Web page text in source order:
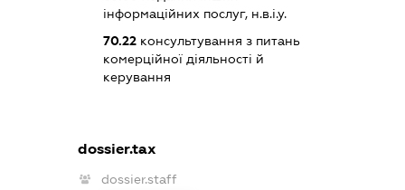
інформаційних послуг, н.в.і.у.
70.22консультування з питань
комерційної діяльності й
керування
dossier.tax
dossier.staff